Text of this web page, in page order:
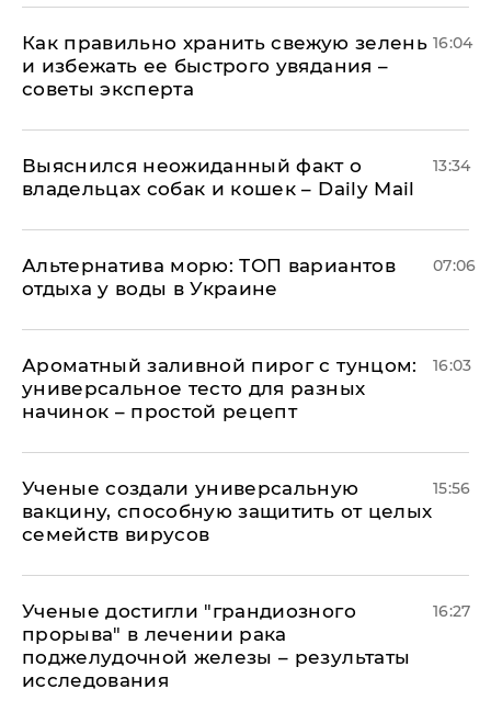
Как правильно хранить свежую зелень
и избежать ее быстрого увядания –
советы эксперта
16:04
Выяснился неожиданный факт о
владельцах собак и кошек – Daily Mail
13:34
Альтернатива морю: ТОП вариантов
отдыха у воды в Украине
07:06
Ароматный заливной пирог с тунцом:
универсальное тесто для разных
начинок – простой рецепт
16:03
Ученые создали универсальную
вакцину, способную защитить от целых
семейств вирусов
15:56
Ученые достигли "грандиозного
прорыва" в лечении рака
поджелудочной железы – результаты
исследования
16:27